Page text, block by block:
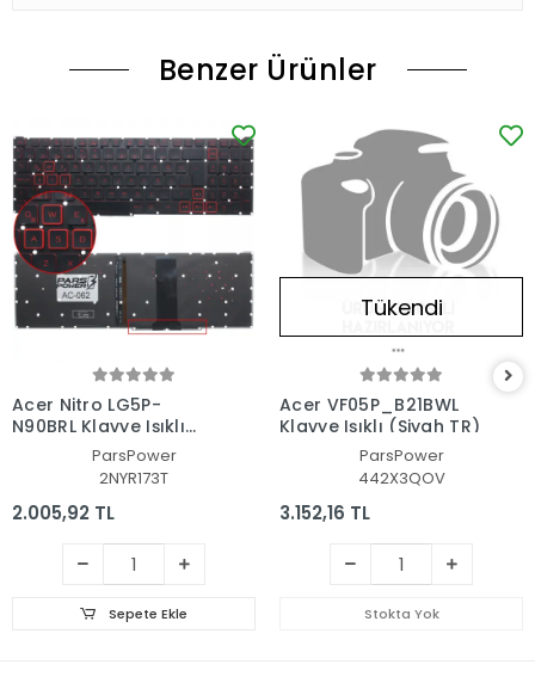
Benzer Ürünler
Acer Nitro LG5P-
N90BRL Klavye Işıklı
(Siyah TR)ParsPower
2NYR173T
2.005,92 TL
Sepete Ekle
Tükendi
Acer VF05P_B21BWL
Klavye Işıklı (Siyah TR)
ParsPower
442X3QOV
3.152,16 TL
Stokta Yok